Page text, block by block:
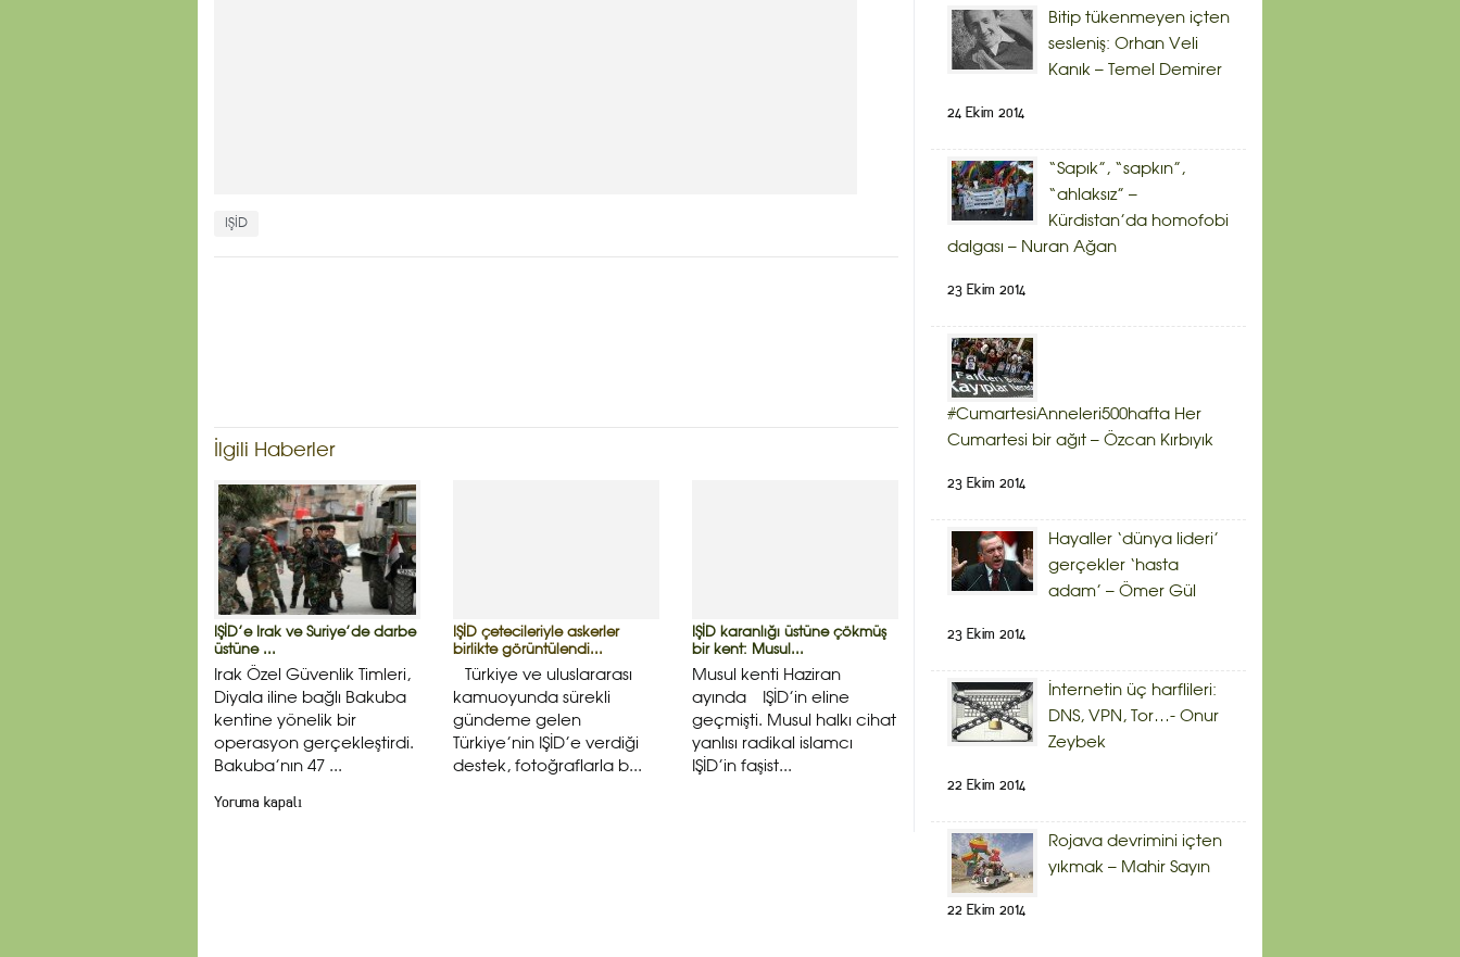
IŞİD
İlgili Haberler
IŞİD’e Irak ve Suriye’de darbe
üstüne ...
Irak Özel Güvenlik Timleri,
Diyala iline bağlı Bakuba
kentine yönelik bir
operasyon gerçekleştirdi.
Bakuba’nın 47 ...
IŞİD çetecileriyle askerler
birlikte görüntülendi...
Türkiye ve uluslararası
kamuoyunda sürekli
gündeme gelen
Türkiye’nin IŞİD’e verdiği
destek, fotoğraflarla b...
IŞİD karanlığı üstüne çökmüş
bir kent: Musul...
Musul kenti Haziran
ayında IŞİD’in eline
geçmişti. Musul halkı cihat
yanlısı radikal islamcı
IŞİD’in faşist...
Yoruma kapalı
Bitip tükenmeyen içten
sesleniş: Orhan Veli
Kanık – Temel Demirer
24 Ekim 2014
“Sapık”, “sapkın”,
“ahlaksız” –
Kürdistan’da homofobi
dalgası – Nuran Ağan
23 Ekim 2014
#CumartesiAnneleri500hafta Her
Cumartesi bir ağıt – Özcan Kırbıyık
23 Ekim 2014
Hayaller ‘dünya lideri’
gerçekler ‘hasta
adam’ – Ömer Gül
23 Ekim 2014
İnternetin üç harflileri:
DNS, VPN, Tor…- Onur
Zeybek
22 Ekim 2014
Rojava devrimini içten
yıkmak – Mahir Sayın
22 Ekim 2014